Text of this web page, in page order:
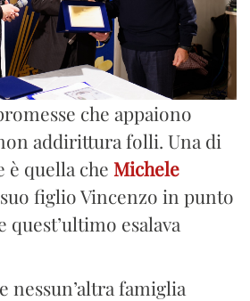
che appaiono
addirittura folli. Una di
è quella che Michele
figlio Vincenzo in punto
esalava
nessun’altra famiglia